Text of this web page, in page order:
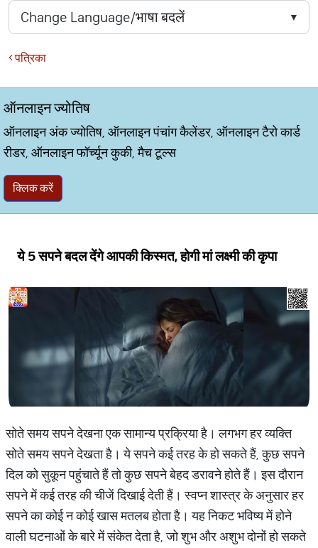
पत्रिका
ऑनलाइन ज्योतिष
ऑनलाइन अंक ज्योतिष, ऑनलाइन पंचांग कैलेंडर, ऑनलाइन टैरो कार्ड
रीडर, ऑनलाइन फॉर्च्यून कुकी, मैच टूल्स
क्लिक करें
ये 5 सपने बदल देंगे आपकी किस्मत, होगी मां लक्ष्मी की कृपा
सोते समय सपने देखना एक सामान्य प्रक्रिया है। लगभग हर व्यक्ति
सोते समय सपने देखता है। ये सपने कई तरह के हो सकते हैं, कुछ सपने
दिल को सुकून पहुंचाते हैं तो कुछ सपने बेहद डरावने होते हैं। इस दौरान
सपने में कई तरह की चीजें दिखाई देती हैं। स्वप्न शास्त्र के अनुसार हर
सपने का कोई न कोई खास मतलब होता है। यह निकट भविष्य में होने
वाली घटनाओं के बारे में संकेत देता है, जो शुभ और अशुभ दोनों हो सकते